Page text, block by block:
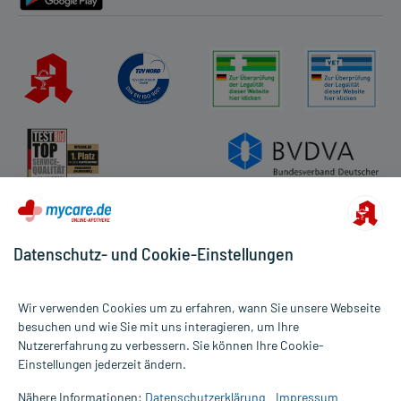
Alle Preise gelten inkl. MwSt., ggf. zzgl. Versandkosten
Informationen auf dieser Website werden ausschließlich für
Datenschutz- und Cookie-Einstellungen
Wir verwenden Cookies um zu erfahren, wann Sie unsere Webseite
besuchen und wie Sie mit uns interagieren, um Ihre
Nutzererfahrung zu verbessern. Sie können Ihre Cookie-
Einstellungen jederzeit ändern.
Nähere Informationen: Datenschutzerklärung Impressum